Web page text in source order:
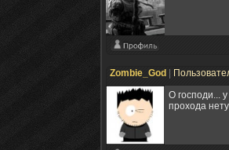
Zombie_God
О господи...
прохода